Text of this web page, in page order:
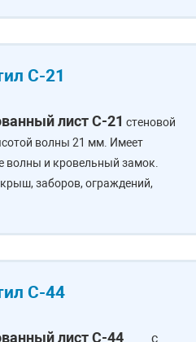
С-21
лист С-21 стеновой
волны 21 мм. Имеет
волны и кровельный замок.
заборов, ограждений,
С-44
лист С-44
с